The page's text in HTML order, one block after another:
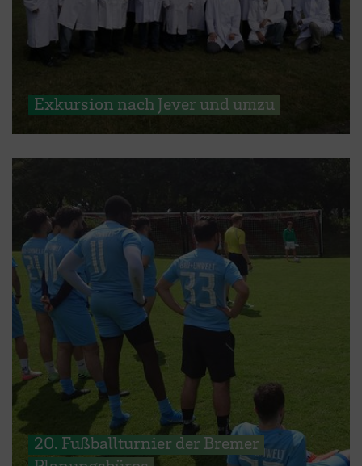
Exkursion nach Jever und umzu
20. Fußballturnier der Bremer